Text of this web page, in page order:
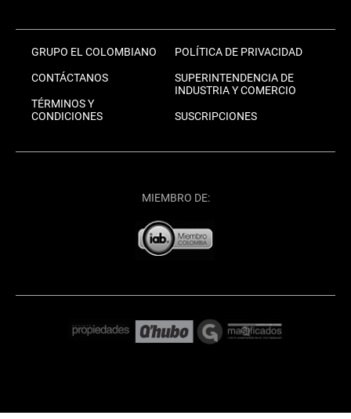
GRUPO EL COLOMBIANO
CONTÁCTANOS
TÉRMINOS Y
CONDICIONES
POLÍTICA DE PRIVACIDAD
SUPERINTENDENCIA DE
INDUSTRIA Y COMERCIO
SUSCRIPCIONES
MIEMBRO DE: